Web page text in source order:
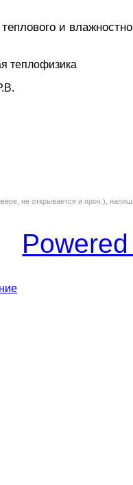
и
теплофизика
не открывается и проч.),